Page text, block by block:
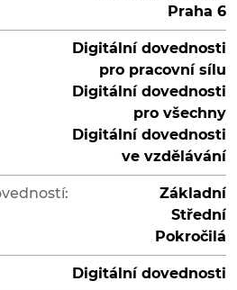
Praha 6
Digitální dovednosti
pro pracovní sílu
Digitální dovednosti
pro všechny
Digitální dovednosti
ve vzdělávání
Základní
Střední
Pokročilá
Digitální dovednosti